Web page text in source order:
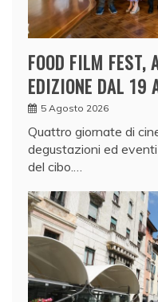
FOOD FILM
EDIZIONE DAL 19
5 Agosto 2026
Quattro giornate di
degustazioni ed
del cibo.…